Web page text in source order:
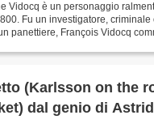
Vidocq è un personaggio
Fu un investigatore, criminale
panettiere, François Vidocq
(Karlsson on the
dal genio di